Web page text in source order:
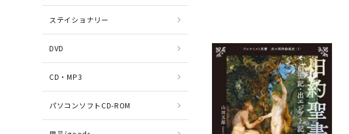
ステイショナリー
DVD
CD・MP3
パソコンソフトCD-ROM